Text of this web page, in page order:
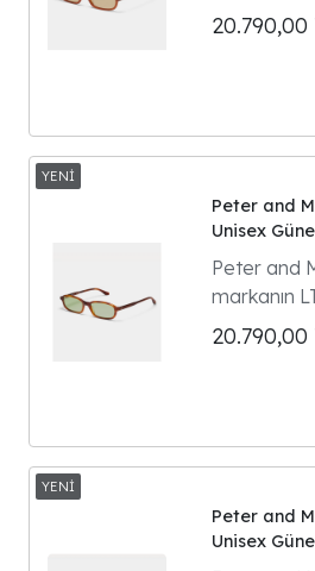
yer alan
unisex
Gaguech
20.790,00
Peter and
Unisex
Peter and
markanın
yer alan
unisex
Gaguech
20.790,00
Peter and
Unisex